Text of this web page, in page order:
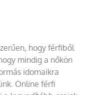
hogy férfiből
mindig a nőkön
idomaikra
Online férfi